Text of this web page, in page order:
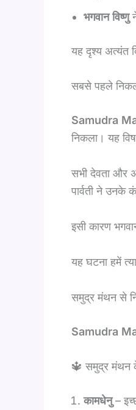
भगवान विष्णु
यह दृश्य अत्यंत
सबसे पहले
Samudra
निकला। यह
सभी देवता और
पार्वती ने उनके
इसी कारण
यह घटना हमें
समुद्र मंथन से
Samudra
🔱 समुद्र मंथन
कामधेनु–